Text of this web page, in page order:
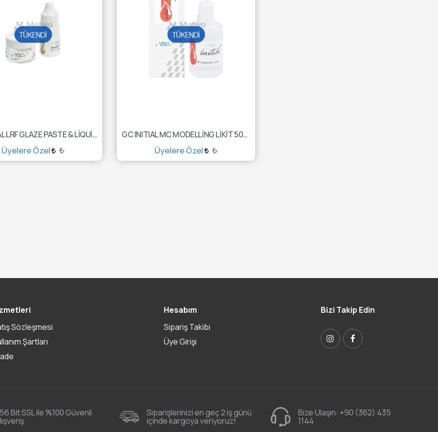
GC INITIAL LRF GLAZE PASTE & LİQUİD 10003110
Üyelere Özel ₺
GC INITIAL MC MODELLİNG LİKİT 50ML 10002114
Üyelere Özel ₺
Sözleşmesi
Şartları
Hesabım
Sipariş Takibi
Üye Girişi
Bizi Takip Edin
Bit SSL ile %100 Güvenli Siparişlerinizi en geç 2 iş günü
içinde kargoya veriyoruz!
Bize Ulaşın: +90 (362) 435
1144